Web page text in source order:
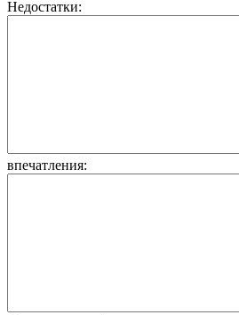
Недостатки:
впечатления: